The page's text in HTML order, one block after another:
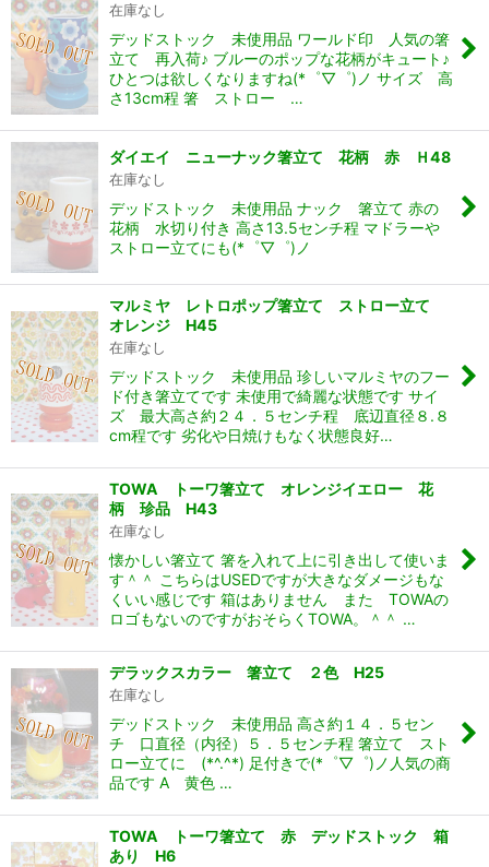
在庫なし
デッドストック 未使用品 ワールド印 人気の箸
立て 再入荷♪ ブルーのポップな花柄がキュート♪
ひとつは欲しくなりますね(*゜▽゜)ノ サイズ 高
さ13cm程 箸 ストロー …
ダイエイ ニューナック箸立て 花柄 赤 Ｈ48
在庫なし
デッドストック 未使用品 ナック 箸立て 赤の
花柄 水切り付き 高さ13.5センチ程 マドラーや
ストロー立てにも(*゜▽゜)ノ
マルミヤ レトロポップ箸立て ストロー立て
オレンジ H45
在庫なし
デッドストック 未使用品 珍しいマルミヤのフー
ド付き箸立てです 未使用で綺麗な状態です サイ
ズ 最大高さ約２４．５センチ程 底辺直径８.８
cm程です 劣化や日焼けもなく状態良好…
TOWA トーワ箸立て オレンジイエロー 花
柄 珍品 H43
在庫なし
懐かしい箸立て 箸を入れて上に引き出して使いま
す＾＾ こちらはUSEDですが大きなダメージもな
くいい感じです 箱はありません また TOWAの
ロゴもないのですがおそらくTOWA。＾＾ …
デラックスカラー 箸立て ２色 H25
在庫なし
デッドストック 未使用品 高さ約１４．５セン
チ 口直径（内径）５．５センチ程 箸立て スト
ロー立てに (*^.^*) 足付きで(*゜▽゜)ノ人気の商
品です A 黄色 …
TOWA トーワ箸立て 赤 デッドストック 箱
あり H6